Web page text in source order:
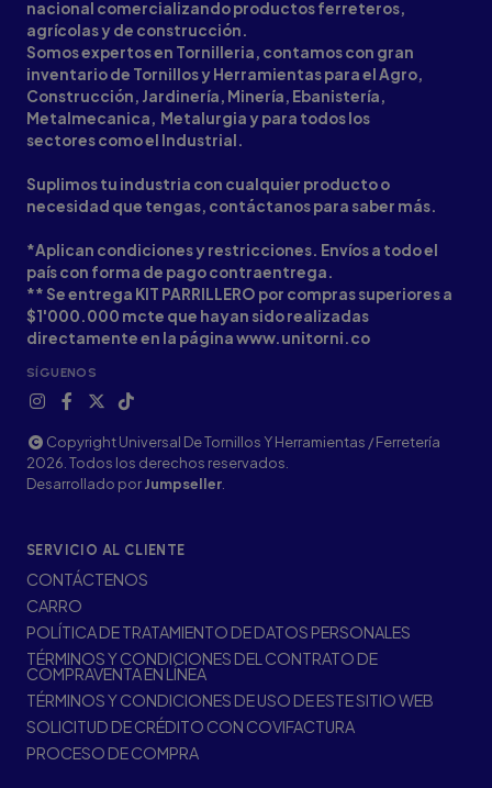
nacional comercializando productos ferreteros,
agrícolas y de construcción.
Somos expertos en Tornilleria, contamos con gran
inventario de Tornillos y Herramientas para el Agro,
Construcción, Jardinería, Minería, Ebanistería,
Metalmecanica, Metalurgia y para todos los
sectores como el Industrial.
Suplimos tu industria con cualquier producto o
necesidad que tengas, contáctanos para saber más.
*Aplican condiciones y restricciones. Envíos a todo el
país con forma de pago contraentrega.
** Se entrega KIT PARRILLERO por compras superiores a
$1'000.000 mcte que hayan sido realizadas
directamente en la página www.unitorni.co
SÍGUENOS
Copyright Universal De Tornillos Y Herramientas / Ferretería
2026. Todos los derechos reservados.
Desarrollado porJumpseller
SERVICIO AL CLIENTE
CONTÁCTENOS
CARRO
POLÍTICA DE TRATAMIENTO DE DATOS PERSONALES
TÉRMINOS Y CONDICIONES DEL CONTRATO DE
COMPRAVENTA EN LÍNEA
TÉRMINOS Y CONDICIONES DE USO DE ESTE SITIO WEB
SOLICITUD DE CRÉDITO CON COVIFACTURA
PROCESO DE COMPRA